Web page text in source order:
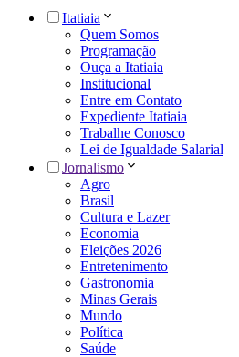
Itatiaia
Quem Somos
Programação
Ouça a Itatiaia
Institucional
Entre em Contato
Expediente Itatiaia
Trabalhe Conosco
Lei de Igualdade Salarial
Jornalismo
Agro
Brasil
Cultura e Lazer
Economia
Eleições 2026
Entretenimento
Gastronomia
Minas Gerais
Mundo
Política
Saúde